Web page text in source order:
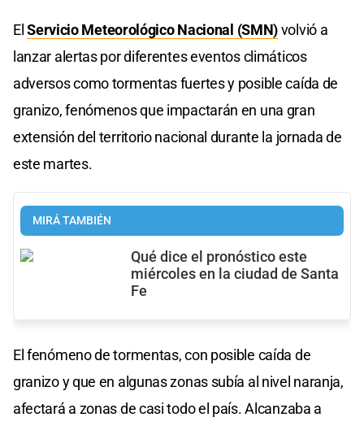
ElServicio Meteorológico Nacional (SMN)volvió a
lanzar alertas por diferentes eventos climáticos
adversos como tormentas fuertes y posible caída de
granizo, fenómenos que impactarán en una gran
extensión del territorio nacional durante la jornada de
este martes.
MIRÁ TAMBIÉN
Qué dice el pronóstico este
miércoles en la ciudad de Santa
Fe
El fenómeno de tormentas, con posible caída de
granizo y que en algunas zonas subía al nivel naranja,
afectará a zonas de casi todo el país. Alcanzaba a